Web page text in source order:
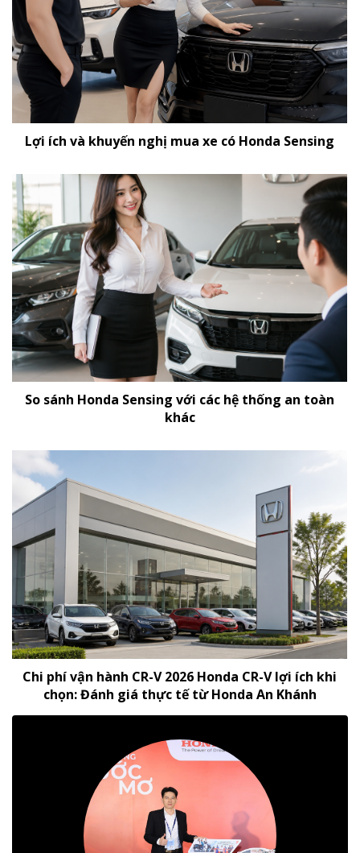
Lợi ích và khuyến nghị mua xe có Honda Sensing
So sánh Honda Sensing với các hệ thống an toàn
khác
Chi phí vận hành CR-V 2026 Honda CR-V lợi ích khi
chọn: Đánh giá thực tế từ Honda An Khánh